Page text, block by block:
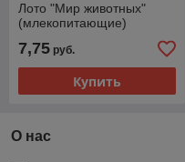
Лото "Мир животных"
(млекопитающие)
7,75 руб.
Купить
О нас